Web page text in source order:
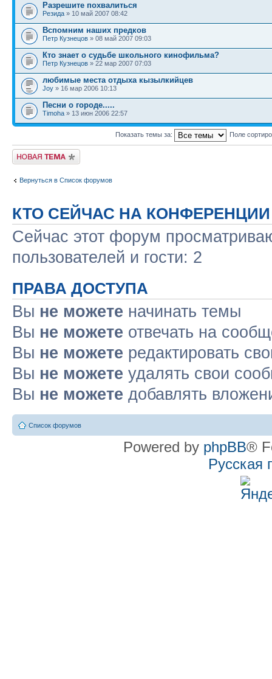
Разрешите похвалиться
Резида » 10 май 2007 08:42
Вспомним наших предков
Петр Кузнецов » 08 май 2007 09:03
Кто знает о судьбе школьного кинофильма?
Петр Кузнецов » 22 мар 2007 07:03
любимые места отдыха кызылкийцев
Joy » 16 мар 2006 10:13
Песни о городе.....
Timoha » 13 июн 2006 22:57
Показать темы за: Поле
Новая тема
Вернуться в Список форумов
КТО СЕЙЧАС НА КОНФЕРЕНЦИИ
Сейчас этот форум
пользователей и гости: 2
ПРАВА ДОСТУПА
Вы не можете начинать темы
Вы не можете отвечать на
Вы не можете редактировать
Вы не можете удалять свои
Вы не можете добавлять
Список форумов
Powered by phpBB®
Русская